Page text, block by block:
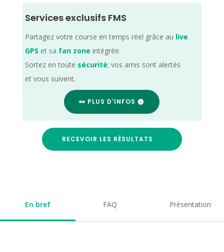
Services exclusifs FMS
Partagez votre course en temps réel grâce au live
GPS et sa fan zone intégrée.
Sortez en toute sécurité; vos amis sont alertés
et vous suivent.
👀 PLUS D'INFOS
RECEVOIR LES RÉSULTATS
En bref FAQ Présentation